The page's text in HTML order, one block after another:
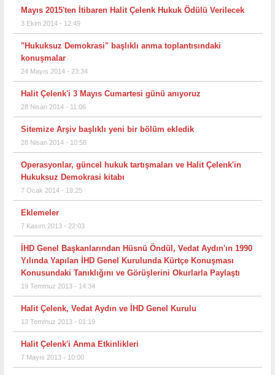
Mayıs 2015'ten İtibaren Halit Çelenk Hukuk Ödülü Verilecek
3 Ekim 2014 - 12:49
"Hukuksuz Demokrasi" başlıklı anma toplantısındaki
konuşmalar
24 Mayıs 2014 - 23:34
Halit Çelenk'i 3 Mayıs Cumartesi günü anıyoruz
28 Nisan 2014 - 11:06
Sitemize Arşiv başlıklı yeni bir bölüm ekledik
28 Nisan 2014 - 10:58
Operasyonlar, güncel hukuk tartışmaları ve Halit Çelenk'in
Hukuksuz Demokrasi kitabı
7 Ocak 2014 - 19:25
Eklemeler
7 Kasım 2013 - 22:03
İHD Genel Başkanlarından Hüsnü Öndül, Vedat Aydın'ın 1990
Yılında Yapılan İHD Genel Kurulunda Kürtçe Konuşması
Konusundaki Tanıklığını ve Görüşlerini Okurlarla Paylaştı
19 Temmuz 2013 - 14:34
Halit Çelenk, Vedat Aydın ve İHD Genel Kurulu
13 Temmuz 2013 - 01:19
Halit Çelenk'i Anma Etkinlikleri
7 Mayıs 2013 - 10:00